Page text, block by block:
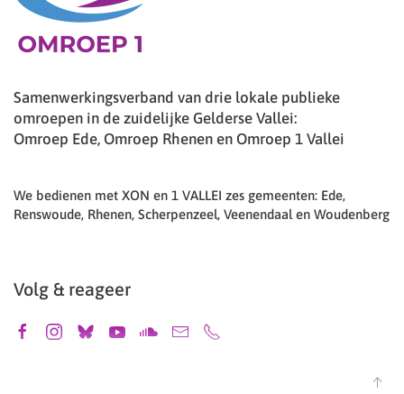
Samenwerkingsverband van drie lokale publieke
omroepen in de zuidelijke Gelderse Vallei:
Omroep Ede, Omroep Rhenen en Omroep 1 Vallei
We bedienen met XON en 1 VALLEI zes gemeenten: Ede,
Renswoude, Rhenen, Scherpenzeel, Veenendaal en Woudenberg
Volg & reageer